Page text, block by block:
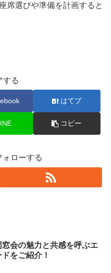
席選びや準備を計画すると
する
はてブ
コピー
ローする
窓会の魅力と共感を呼ぶエ
ドをご紹介！